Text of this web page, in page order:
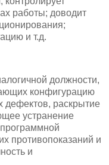
работы; доводит
и т.д.
должности,
конфигурацию
дефектов, раскрытие
устранение
противопоказаний и
и